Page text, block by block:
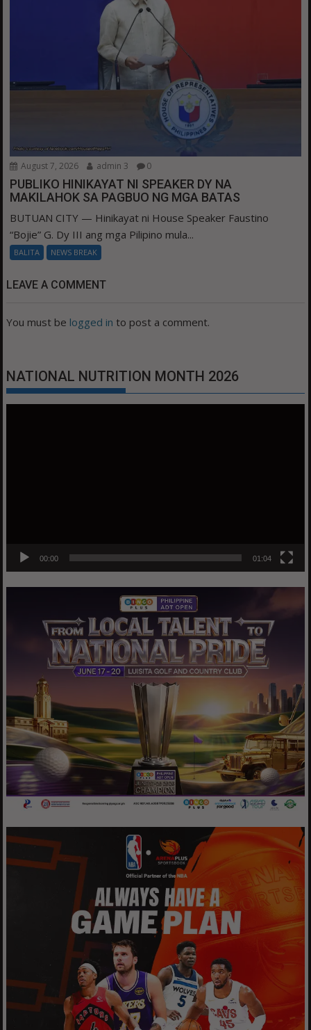
August 7, 2026 admin 3 0
PUBLIKO HINIKAYAT NI SPEAKER DY NA
MAKILAHOK SA PAGBUO NG MGA BATAS
BUTUAN CITY — Hinikayat ni House Speaker Faustino
“Bojie” G. Dy III ang mga Pilipino mula...
BALITA NEWS BREAK
LEAVE A COMMENT
You must be logged in to post a comment.
NATIONAL NUTRITION MONTH 2026
00:00 01:04